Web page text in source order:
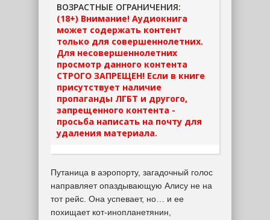
ВОЗРАСТНЫЕ ОГРАНИЧЕНИЯ:
(18+) Внимание! Аудиокнига
может содержать контент
только для совершеннолетних.
Для несовершеннолетних
просмотр данного контента
СТРОГО ЗАПРЕЩЕН! Если в книге
присутствует наличие
пропаганды ЛГБТ и другого,
запрещенного контента -
просьба написать на почту для
удаления материала.
Путаница в аэропорту, загадочный голос
направляет опаздывающую Алису не на
тот рейс. Она успевает, но… и ее
похищает кот-инопланетянин,